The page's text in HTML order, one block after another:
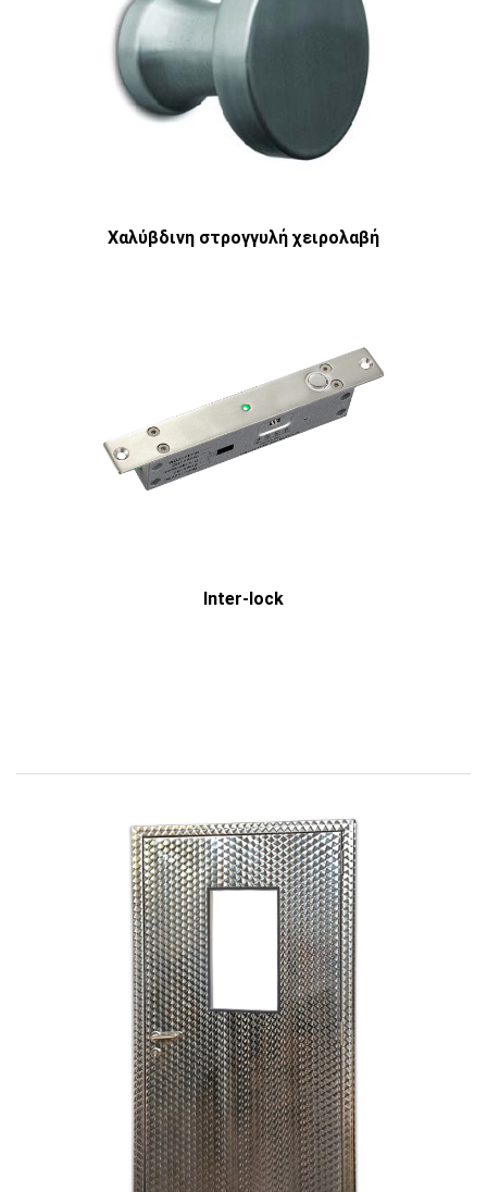
Χαλύβδινη στρογγυλή χειρολαβή
Inter-lock